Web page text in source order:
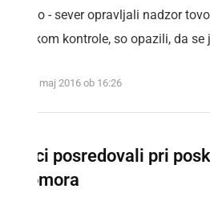
Dolinsko - sever opravljali nadzor
postopkom kontrole, so opazili, da
torek, 31. maj 2016 ob 16:26
Gasilci posredovali pri
samomora